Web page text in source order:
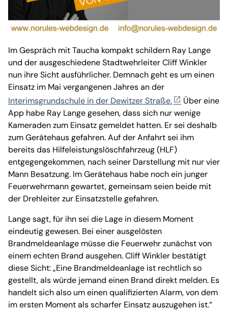
Im Gespräch mit Taucha kompakt schildern Ray Lange
und der ausgeschiedene Stadtwehrleiter Cliff Winkler
nun ihre Sicht ausführlicher. Demnach geht es um einen
Einsatz im Mai vergangenen Jahres an der
Interimsgrundschule in der Dewitzer Straße.
Über eine
App habe Ray Lange gesehen, dass sich nur wenige
Kameraden zum Einsatz gemeldet hatten. Er sei deshalb
zum Gerätehaus gefahren. Auf der Anfahrt sei ihm
bereits das Hilfeleistungslöschfahrzeug (HLF)
entgegengekommen, nach seiner Darstellung mit nur vier
Mann Besatzung. Im Gerätehaus habe noch ein junger
Feuerwehrmann gewartet, gemeinsam seien beide mit
der Drehleiter zur Einsatzstelle gefahren.
Lange sagt, für ihn sei die Lage in diesem Moment
eindeutig gewesen. Bei einer ausgelösten
Brandmeldeanlage müsse die Feuerwehr zunächst von
einem echten Brand ausgehen. Cliff Winkler bestätigt
diese Sicht: „Eine Brandmeldeanlage ist rechtlich so
gestellt, als würde jemand einen Brand direkt melden. Es
handelt sich also um einen qualifizierten Alarm, von dem
im ersten Moment als scharfer Einsatz auszugehen ist.“